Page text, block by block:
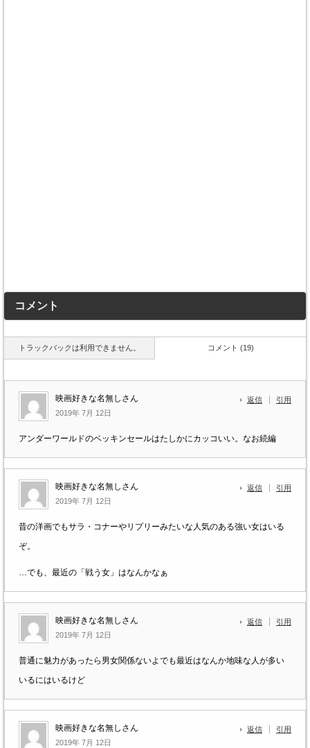
コメント
トラックバックは利用できません。 コメント (19)
映画好きな名無しさん
2019年 7月 12日
返信 引用
アンダーワールドのベッキンセールはたしかにカッコいい。なお続編
映画好きな名無しさん
2019年 7月 12日
返信 引用
昔の洋画でもサラ・コナーやリプリーみたいな人気のある強い女はいる
ぞ。
…でも、最近の「戦う女」はなんかなぁ
映画好きな名無しさん
2019年 7月 12日
返信 引用
普通に魅力があったら男女関係ないよでも最近はなんか地味な人が多い
いるにはいるけど
映画好きな名無しさん
2019年 7月 12日
返信 引用